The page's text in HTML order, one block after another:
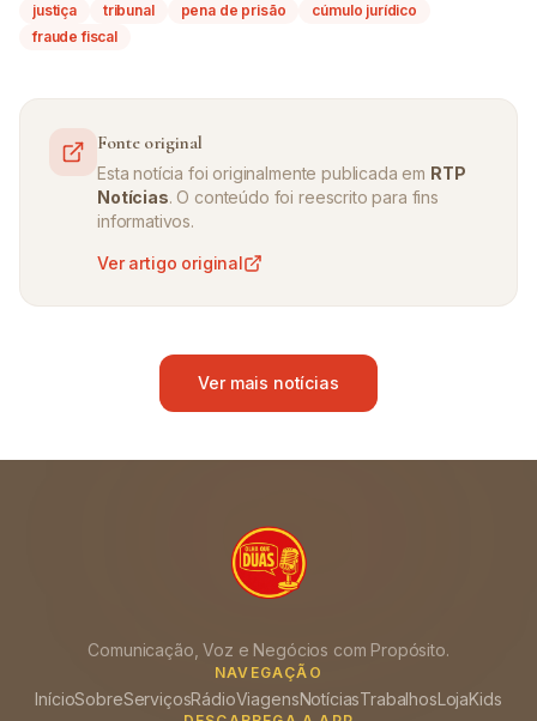
justiça tribunal pena de prisão
cúmulo jurídico
fraude fiscal
Fonte original
Esta notícia foi originalmente publicada em RTP
Notícias. O conteúdo foi reescrito para fins
informativos.
Ver artigo original
Ver mais notícias
Comunicação, Voz e Negócios com Propósito.
NAVEGAÇÃO
InícioSobreServiçosRádioViagensNotíciasTrabalhosLojaKids